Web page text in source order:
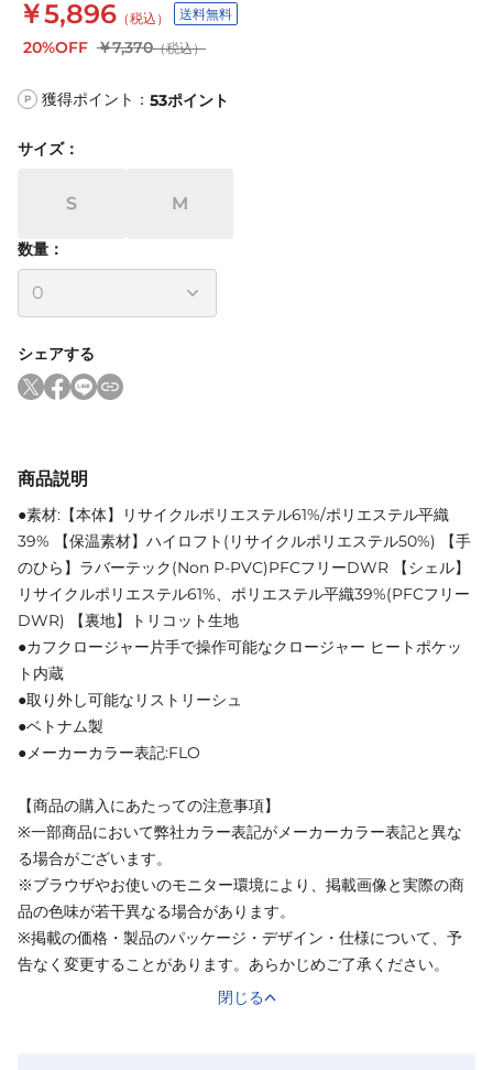
￥5,896 （税込） 送料無料
20%OFF ￥7,370（税込）
P 獲得ポイント： 53ポイント
サイズ：
S M
数量：
シェアする
商品説明
●素材:【本体】リサイクルポリエステル61%/ポリエステル平織
39% 【保温素材】ハイロフト(リサイクルポリエステル50%) 【手
のひら】ラバーテック(Non P-PVC)PFCフリーDWR 【シェル】
リサイクルポリエステル61%、ポリエステル平織39%(PFCフリー
DWR) 【裏地】トリコット生地
●カフクロージャー片手で操作可能なクロージャー ヒートポケッ
ト内蔵
●取り外し可能なリストリーシュ
●ベトナム製
●メーカーカラー表記:FLO
【商品の購入にあたっての注意事項】
※一部商品において弊社カラー表記がメーカーカラー表記と異な
る場合がございます。
※ブラウザやお使いのモニター環境により、掲載画像と実際の商
品の色味が若干異なる場合があります。
※掲載の価格・製品のパッケージ・デザイン・仕様について、予
告なく変更することがあります。あらかじめご了承ください。
閉じる